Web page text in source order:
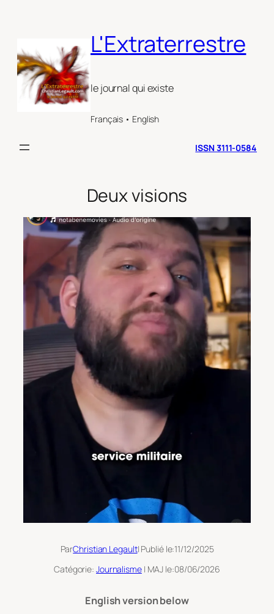
L'Extraterrestre
le journal qui existe
Français • English
ISSN 3111-0584
Deux visions
ParChristian Legault| Publié le:11/12/2025
Catégorie: Journalisme| MAJ le:08/06/2026
English version below